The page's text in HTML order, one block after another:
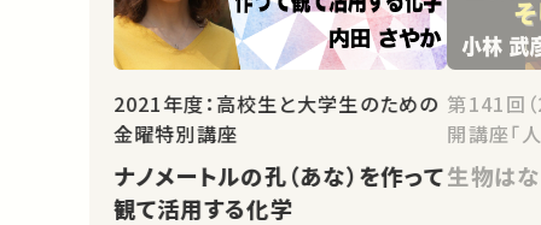
2021年度：高校生と大学生のための
金曜特別講座
ナノメートルの孔（あな）を作って
観て活用する化学
第141回
開講座「
生物は